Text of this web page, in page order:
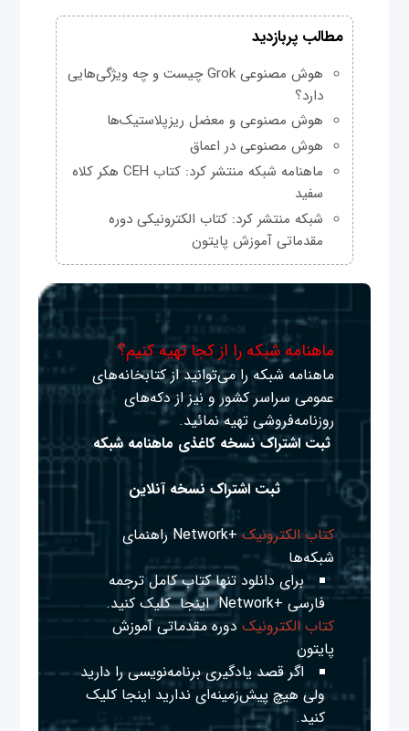
مطالب پربازدید
هوش مصنوعی Grok چیست و چه ویژگی‌هایی
دارد؟
هوش مصنوعی و معضل ریزپلاستیک‌ها
هوش مصنوعی در اعماق
ماهنامه شبکه منتشر کرد: کتاب CEH هکر کلاه
سفید
شبکه منتشر کرد: کتاب الکترونیکی دوره
مقدماتی آموزش پایتون
ماهنامه شبکه را از کجا تهیه کنیم؟
ماهنامه شبکه را می‌توانید از کتابخانه‌های
عمومی سراسر کشور و نیز از دکه‌های
روزنامه‌فروشی تهیه نمائید.
ثبت اشتراک نسخه کاغذی ماهنامه شبکه
ثبت اشتراک نسخه آنلاین
کتاب الکترونیک
+Network راهنمای
شبکه‌ها
برای دانلود تنها کتاب کامل ترجمه
فارسی +Network
اینجا کلیک کنید.
کتاب الکترونیک دوره مقدماتی آموزش
پایتون
اگر قصد یادگیری برنامه‌نویسی را دارید
ولی هیچ پیش‌زمینه‌ای نداریداینجا کلیک
کنید.